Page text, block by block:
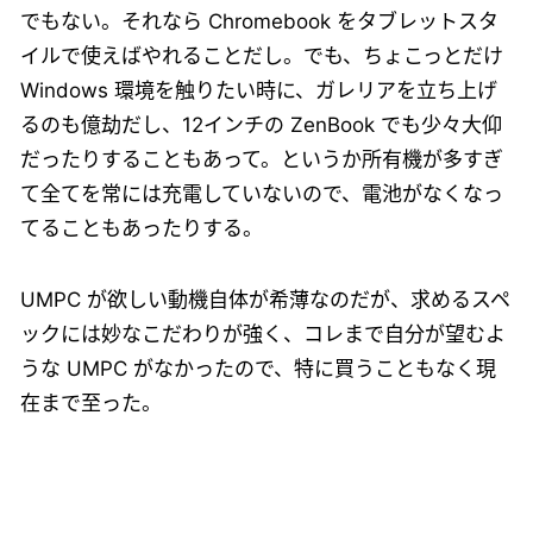
でもない。それなら Chromebook をタブレットスタ
イルで使えばやれることだし。でも、ちょこっとだけ
Windows 環境を触りたい時に、ガレリアを立ち上げ
るのも億劫だし、12インチの ZenBook でも少々大仰
だったりすることもあって。というか所有機が多すぎ
て全てを常には充電していないので、電池がなくなっ
てることもあったりする。
UMPC が欲しい動機自体が希薄なのだが、求めるスペ
ックには妙なこだわりが強く、コレまで自分が望むよ
うな UMPC がなかったので、特に買うこともなく現
在まで至った。